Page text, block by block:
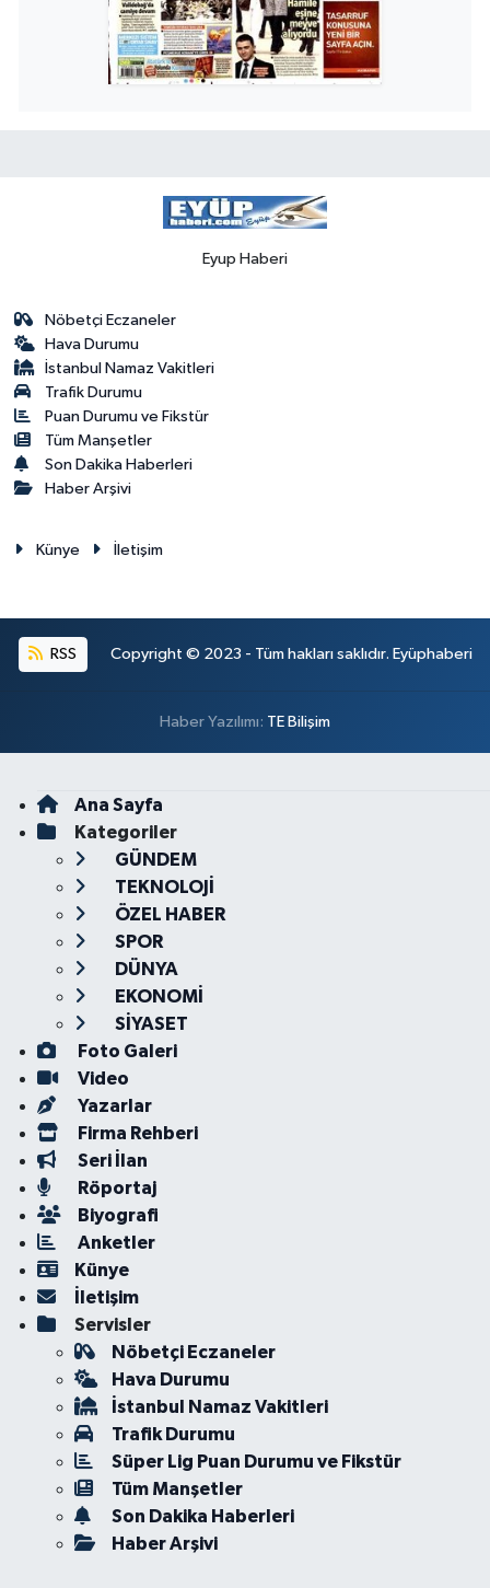
Eyup Haberi
Nöbetçi Eczaneler
Hava Durumu
İstanbul Namaz Vakitleri
Trafik Durumu
Puan Durumu ve Fikstür
Tüm Manşetler
Son Dakika Haberleri
Haber Arşivi
Künye İletişim
RSS Copyright © 2023 - Tüm hakları saklıdır. Eyüphaberi
Haber Yazılımı: TE Bilişim
Ana Sayfa
Kategoriler
GÜNDEM
TEKNOLOJİ
ÖZEL HABER
SPOR
DÜNYA
EKONOMİ
SİYASET
Foto Galeri
Video
Yazarlar
Firma Rehberi
Seri İlan
Röportaj
Biyografi
Anketler
Künye
İletişim
Servisler
Nöbetçi Eczaneler
Hava Durumu
İstanbul Namaz Vakitleri
Trafik Durumu
Süper Lig Puan Durumu ve Fikstür
Tüm Manşetler
Son Dakika Haberleri
Haber Arşivi